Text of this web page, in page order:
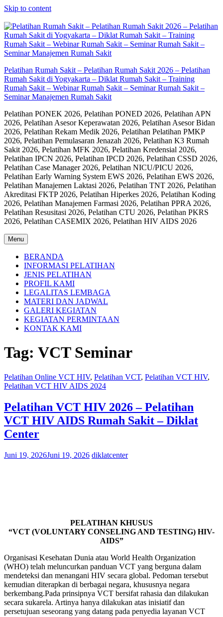
Skip to content
Pelatihan Rumah Sakit – Pelatihan Rumah Sakit 2026 – Pelatihan
Rumah Sakit di Yogyakarta – Diklat Rumah Sakit – Training
Rumah Sakit – Webinar Rumah Sakit – Seminar Rumah Sakit –
Seminar Manajemen Rumah Sakit
Pelatihan PONEK 2026, Pelatihan PONED 2026, Pelatihan APN
2026, Pelatihan Asesor Keperawatan 2026, Pelatihan Asesor Bidan
2026, Pelatihan Rekam Medik 2026, Pelatihan Pelatihan PMKP
2026, Pelatihan Pemulasaran Jenazah 2026, Pelatihan K3 Rumah
Sakit 2026, Pelatihan MFK 2026, Pelatihan Kredensial 2026,
Pelatihan IPCN 2026, Pelatihan IPCD 2026, Pelatihan CSSD 2026,
Pelatihan Case Manager 2026, Pelatihan NICU/PICU 2026,
Pelatihan Early Warning System EWS 2026, Pelatihan EWS 2026,
Pelatihan Manajemen Laktasi 2026, Pelatihan TNT 2026, Pelatihan
Akreditasi FKTP 2026, Pelatihan Hiperkes 2026, Pelatihan Koding
2026, Pelatihan Manajemen Farmasi 2026, Pelatihan PPRA 2026,
Pelatihan Resusitasi 2026, Pelatihan CTU 2026, Pelatihan PKRS
2026, Pelatihan CASEMIX 2026, Pelatihan HIV AIDS 2026
Menu
BERANDA
INFORMASI PELATIHAN
JENIS PELATIHAN
PROFIL KAMI
LEGALITAS LEMBAGA
MATERI DAN JADWAL
GALERI KEGIATAN
KEGIATAN PERMINTAAN
KONTAK KAMI
Tag: VCT Seminar
Pelatihan Online VCT HIV, Pelatihan VCT, Pelatihan VCT HIV,
Pelatihan VCT HIV AIDS 2024
Pelatihan VCT HIV 2026 – Pelatihan
VCT HIV AIDS Rumah Sakit – Diklat
Center
Juni 19, 2026Juni 19, 2026 diklatcenter
PELATIHAN KHUSUS
“VCT (VOLUNTARY CONSELING AND TESTING) HIV-
AIDS”
Organisasi Kesehatan Dunia atau World Health Organization
(WHO) telah meluncurkan panduan VCT yang berguna dalam
mendeteksi dan menangani HIV secara global. Pedoman tersebut
kemudian diterapkan di berbagai negara, khususnya negara
berkembang.Pada prinsipnya VCT bersifat rahasia dan dilakukan
secara sukarela. Artinya hanya dilakukan atas inisiatif dan
persetujuan seseorang yang datang pada penyedia layanan VCT